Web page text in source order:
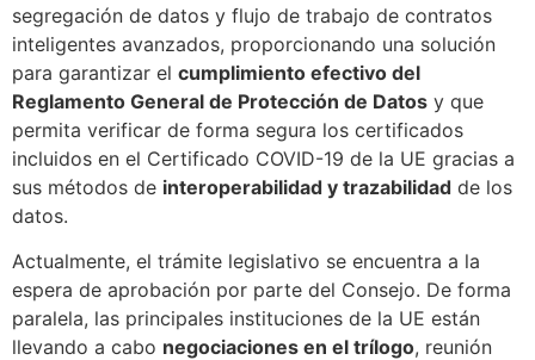
segregación de datos y flujo de trabajo de contratos
inteligentes avanzados, proporcionando una solución
para garantizar el cumplimiento efectivo del
Reglamento General de Protección de Datos y que
permita verificar de forma segura los certificados
incluidos en el Certificado COVID-19 de la UE gracias a
sus métodos de interoperabilidad y trazabilidad de los
datos.
Actualmente, el trámite legislativo se encuentra a la
espera de aprobación por parte del Consejo. De forma
paralela, las principales instituciones de la UE están
llevando a cabo negociaciones en el trílogo, reunión